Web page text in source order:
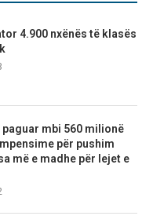
4.900 nxënës të klasës
mbi 560 milionë
për pushim
më e madhe për lejet e